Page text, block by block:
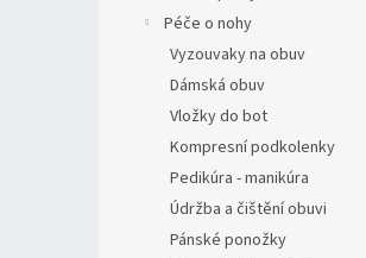
Péče o nohy
Vyzouvaky na obuv
Dámská obuv
Vložky do bot
Kompresní podkolenky
Pedikúra - manikúra
Údržba a čištění obuvi
Pánské ponožky